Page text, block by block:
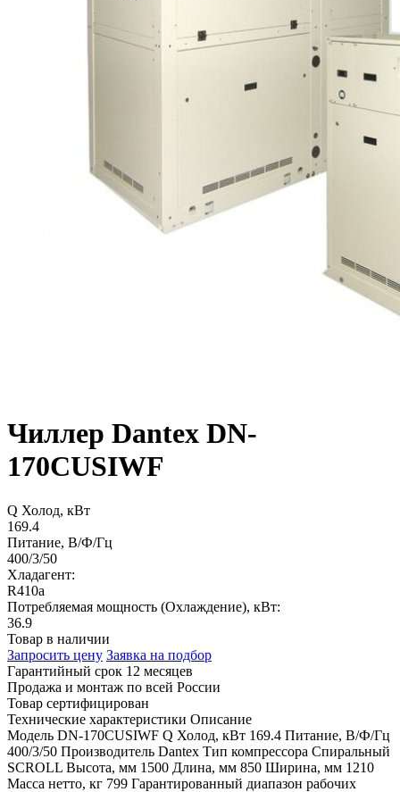
Чиллер Dantex DN-
170CUSIWF
Q Холод, кВт
169.4
Питание, В/Ф/Гц
400/3/50
Хладагент:
R410a
Потребляемая мощность (Охлаждение), кВт:
36.9
Товар в наличии
Запросить цену Заявка на подбор
Гарантийный срок 12 месяцев
Продажа и монтаж по всей России
Товар сертифицирован
Технические характеристики Описание
Модель DN-170CUSIWF Q Холод, кВт 169.4 Питание, В/Ф/Гц
400/3/50 Производитель Dantex Тип компрессора Спиральный
SCROLL Высота, мм 1500 Длина, мм 850 Ширина, мм 1210
Масса нетто, кг 799 Гарантированный диапазон рабочих